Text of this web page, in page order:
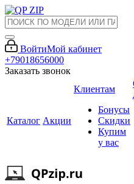
ВойтиМой кабинет
+79018656000
Заказать звонок
Каталог Акции
Клиентам
Бонусы
Скидки
Купим
у вас